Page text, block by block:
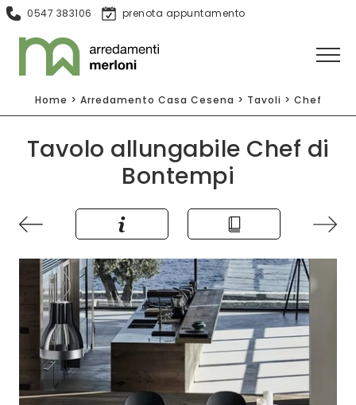
0547 383106 prenota appuntamento
Home > Arredamento Casa Cesena > Tavoli > Chef
Tavolo allungabile Chef di
Bontempi